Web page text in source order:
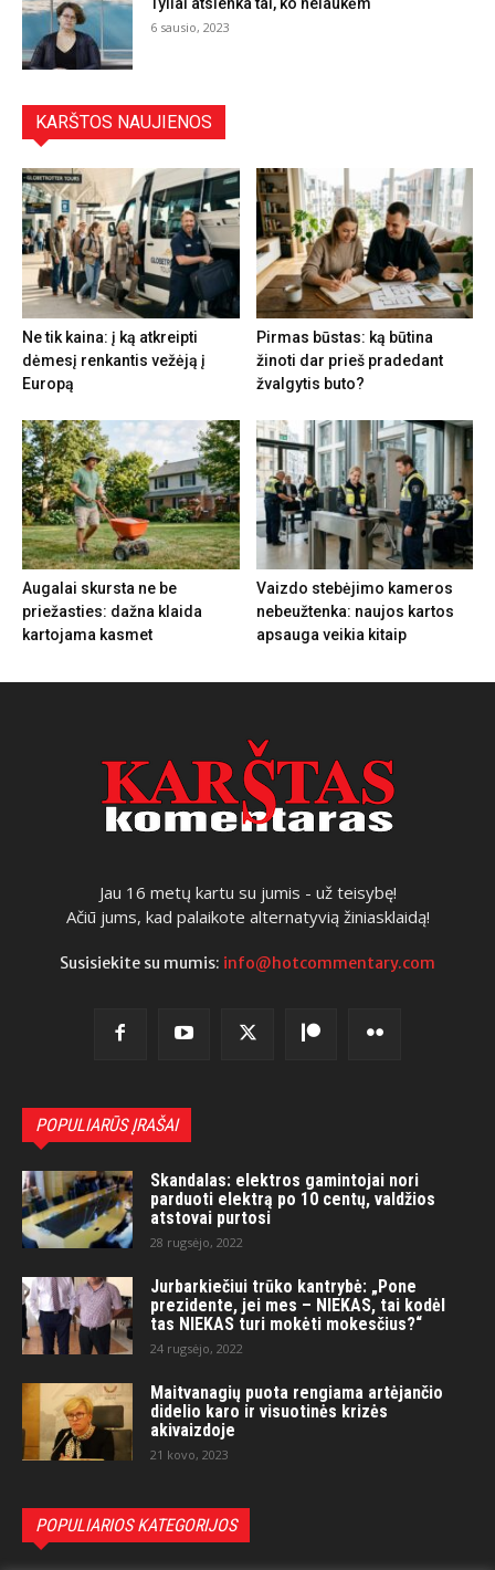
Tyliai atslenka tai, ko nelaukėm
6 sausio, 2023
KARŠTOS NAUJIENOS
Ne tik kaina: į ką atkreipti
dėmesį renkantis vežėją į
Europą
Pirmas būstas: ką būtina
žinoti dar prieš pradedant
žvalgytis buto?
Augalai skursta ne be
priežasties: dažna klaida
kartojama kasmet
Vaizdo stebėjimo kameros
nebeužtenka: naujos kartos
apsauga veikia kitaip
Jau 16 metų kartu su jumis - už teisybę!
Ačiū jums, kad palaikote alternatyvią žiniasklaidą!
Susisiekite su mumis: info@hotcommentary.com
POPULIARŪS ĮRAŠAI
Skandalas: elektros gamintojai nori
parduoti elektrą po 10 centų, valdžios
atstovai purtosi
28 rugsėjo, 2022
Jurbarkiečiui trūko kantrybė: „Pone
prezidente, jei mes – NIEKAS, tai kodėl
tas NIEKAS turi mokėti mokesčius?“
24 rugsėjo, 2022
Maitvanagių puota rengiama artėjančio
didelio karo ir visuotinės krizės
akivaizdoje
21 kovo, 2023
POPULIARIOS KATEGORIJOS